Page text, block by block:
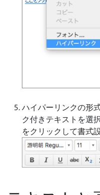
ハイパーリンクの形
ク付きテキストを選
をクリックして書式